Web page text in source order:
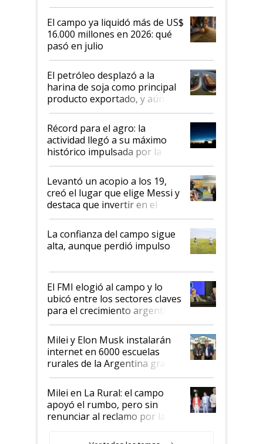
El campo ya liquidó más de US$
16.000 millones en 2026: qué
pasó en julio
El petróleo desplazó a la
harina de soja como principal
producto exportado, y aún así
el agro aportó casi seis de cada
diez dólares y sostuvo el
liderazgo en un semestre
récord
Récord para el agro: la
actividad llegó a su máximo
histórico impulsada por la
cosecha y las exportaciones
Levantó un acopio a los 19,
creó el lugar que elige Messi y
destaca que invertir en el
kirchnerismo era como "darle
plata a un hijo para droga":
Juan Félix Rossetti, el libertario
que de una dura crisis salió
de Milei
La confianza del campo sigue
alta, aunque perdió impulso
El FMI elogió al campo y lo
ubicó entre los sectores claves
para el crecimiento argentino
Milei y Elon Musk instalarán
internet en 6000 escuelas
rurales de la Argentina gracias
a un acuerdo con Starlink
Milei en La Rural: el campo
apoyó el rumbo, pero sin
renunciar al reclamo por las